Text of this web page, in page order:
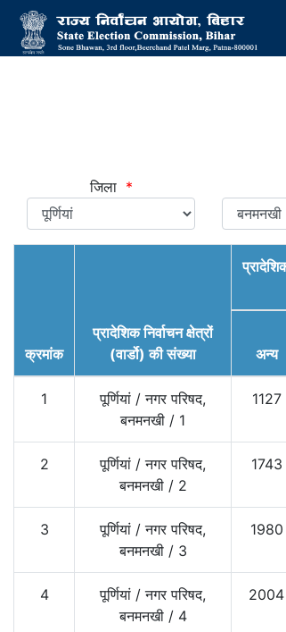
जिला *
क्रमांक
प्रादेशिक निर्वाचन क्षेत्रों
(वार्डो) की संख्या
अन्य
1 पूर्णियां /नगर परिषद,
बनमनखी / 1
1127
2 पूर्णियां /नगर परिषद,
बनमनखी / 2
1743
3 पूर्णियां /नगर परिषद,
बनमनखी / 3
1980
4 पूर्णियां /नगर परिषद,
बनमनखी / 4
2004